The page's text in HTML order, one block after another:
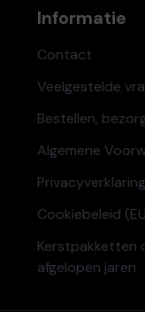
Informatie
Contact
Veelgestelde
Bestellen,
Algemene
Privacyverklaring
Cookiebeleid
Kerstpakketten
afgelopen jaren